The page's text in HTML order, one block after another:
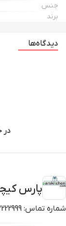
جنس
برند
دیدگاه‌ها
در
پارس
شماره تماس: